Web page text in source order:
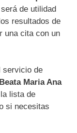
de utilidad
resultados de
una cita con un
servicio de
Maria Ana
lista de
si necesitas